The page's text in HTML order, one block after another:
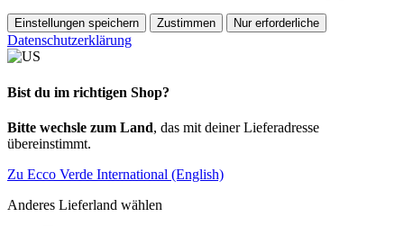
Einstellungen speichern Zustimmen Nur erforderliche
Datenschutzerklärung
Bist du im richtigen Shop?
Bitte wechsle zum Land, das mit deiner Lieferadresse
übereinstimmt.
Zu Ecco Verde International (English)
Anderes Lieferland wählen